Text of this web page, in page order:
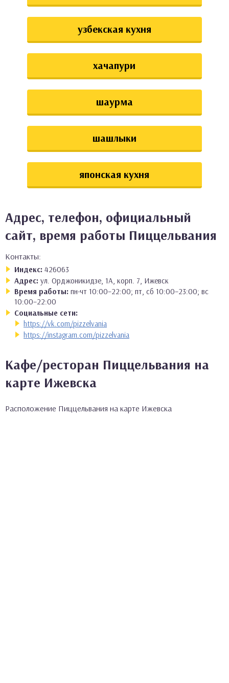
узбекская кухня
хачапури
шаурма
шашлыки
японская кухня
Адрес, телефон, официальный
сайт, время работы Пиццельвания
Контакты:
Индекс: 426063
Адрес: ул. Орджоникидзе, 1А, корп. 7, Ижевск
Время работы: пн-чт 10:00–22:00; пт, сб 10:00–23:00; вс
10:00–22:00
Социальные сети:
https://vk.com/pizzelvania
https://instagram.com/pizzelvania
Кафе/ресторан Пиццельвания на
карте Ижевска
Расположение Пиццельвания на карте Ижевска